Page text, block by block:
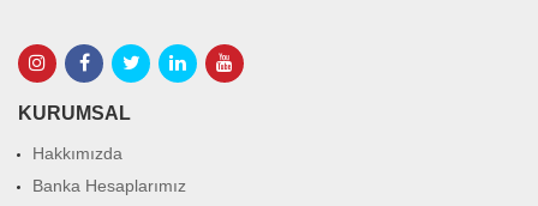
KURUMSAL
Hakkımızda
Banka Hesaplarımız